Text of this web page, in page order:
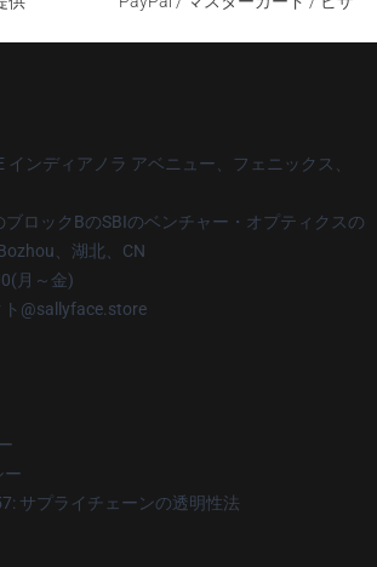
インディアノラ アベニュー、フェニックス、
ブロックBのSBIのベンチャー・オプティクスの
、湖北、CN
月～金)
ト@sallyface.store
ー
サプライチェーンの透明性法